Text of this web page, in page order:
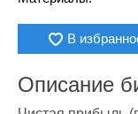
В
Описание